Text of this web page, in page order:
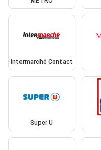
Intermarché Contact
Super U